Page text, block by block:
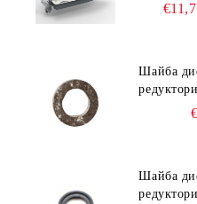
Шайба
DF150-
Шайба